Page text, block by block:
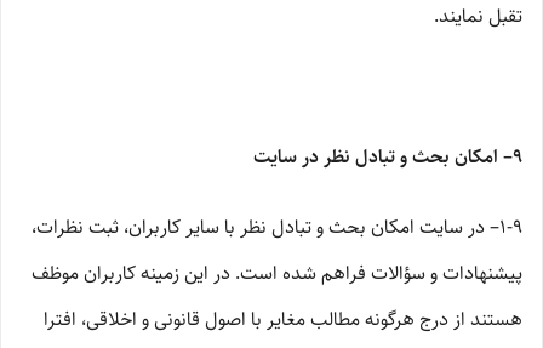
تقبل نمایند.
۹– امکان بحث و تبادل نظر در سایت
۱-۹– در سایت امکان بحث و تبادل نظر با سایر کاربران، ثبت نظرات،
پیشنهادات و سؤالات فراهم شده است. در این زمینه کاربران موظف
هستند از درج هرگونه مطالب مغایر با اصول قانونی و اخلاقی، افترا